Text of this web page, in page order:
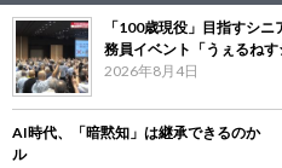
「100歳現役」目指すシ
務員イベント「うぇるねす
2026年8月4日
AI時代、「暗黙知」は継承できるのか
ル